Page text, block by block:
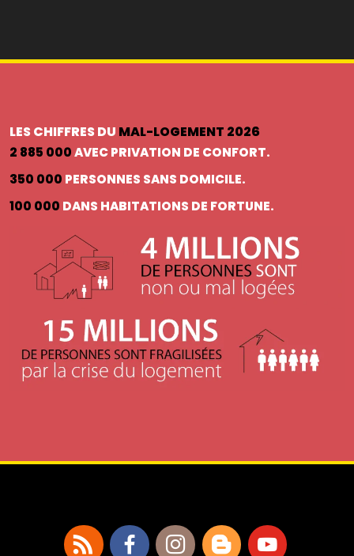
LES CHIFFRES DU MAL-LOGEMENT 2026
2 885 000AVEC PRIVATION DE CONFORT.
350 000 PERSONNES SANS DOMICILE.
100 000 DANS HABITATIONS DE FORTUNE.